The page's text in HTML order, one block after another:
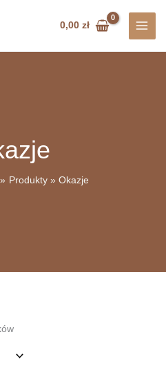
0,00zł
Produkty Okazje
Posortowane